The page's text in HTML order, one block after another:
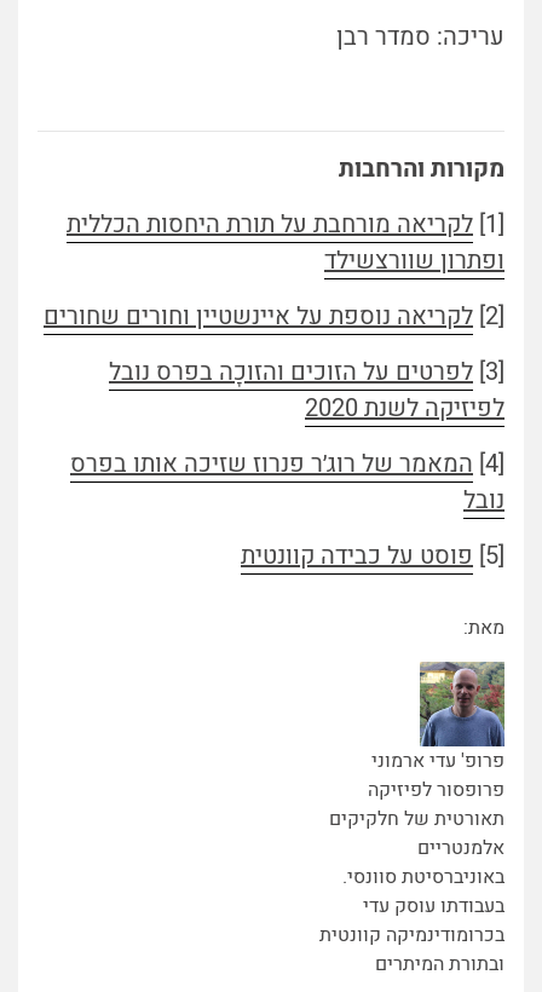
עריכה: סמדר רבן
מקורות והרחבות
[1]
לקריאה מורחבת על תורת היחסות הכללית
ופתרון שוורצשילד
[2]
לקריאה נוספת על איינשטיין וחורים שחורים
[3]
לפרטים על הזוכים והזוכָה בפרס נובל
לפיזיקה לשנת 2020
[4]
המאמר של רוג׳ר פנרוז שזיכה אותו בפרס
נובל
[5]
פוסט על כבידה קוונטית
מאת:
פרופ' עדי ארמוני
פרופסור לפיזיקה
תאורטית של חלקיקים
אלמנטריים
באוניברסיטת סוונסי.
בעבודתו עוסק עדי
בכרומודינמיקה קוונטית
ובתורת המיתרים